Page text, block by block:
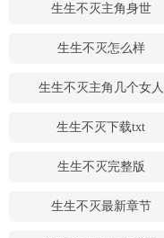
生生不灭主角身世
生生不灭怎么样
生生不灭主角几个女人
生生不灭下载txt
生生不灭完整版
生生不灭最新章节